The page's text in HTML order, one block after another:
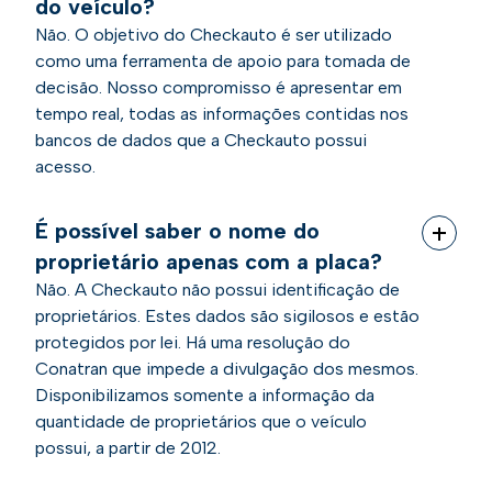
do veículo?
Não. O objetivo do Checkauto é ser utilizado
como uma ferramenta de apoio para tomada de
decisão. Nosso compromisso é apresentar em
tempo real, todas as informações contidas nos
bancos de dados que a Checkauto possui
acesso.
É possível saber o nome do
proprietário apenas com a placa?
Não. A Checkauto não possui identificação de
proprietários. Estes dados são sigilosos e estão
protegidos por lei. Há uma resolução do
Conatran que impede a divulgação dos mesmos.
Disponibilizamos somente a informação da
quantidade de proprietários que o veículo
possui, a partir de 2012.